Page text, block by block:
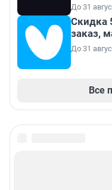
До 31
Скидка
заказ,
До 31
Все